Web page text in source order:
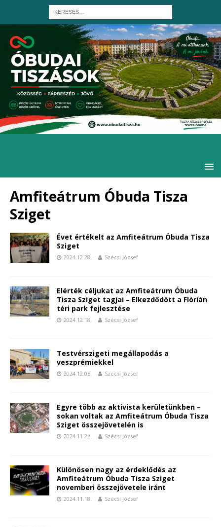
Amfiteátrum Óbuda Tisza
Sziget
Évet értékelt az Amfiteátrum Óbuda Tisza
Sziget
2024.12.28. Szécsi József
Elérték céljukat az Amfiteátrum Óbuda
Tisza Sziget tagjai – Elkezdődött a Flórián
téri park fejlesztése
2024.12.18. Szécsi József
Testvérszigeti megállapodás a
veszprémiekkel
2024.12.05. Szécsi József
Egyre több az aktivista kerületünkben –
sokan voltak az Amfiteátrum Óbuda Tisza
Sziget összejövetelén is
2024.11.22. Szécsi József
Különösen nagy az érdeklődés az
Amfiteátrum Óbuda Tisza Sziget
novemberi összejövetele iránt
2024.11.18. Szécsi József